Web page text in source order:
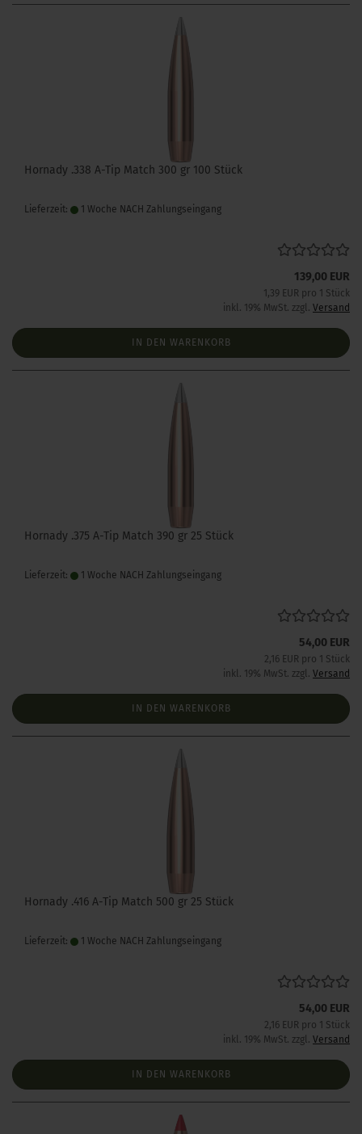
Hornady .338 A-Tip Match 300 gr 100 Stück
Lieferzeit: 1 Woche NACH Zahlungseingang
139,00 EUR
1,39 EUR pro 1 Stück
inkl. 19% MwSt. zzgl. Versand
IN DEN WARENKORB
Hornady .375 A-Tip Match 390 gr 25 Stück
Lieferzeit: 1 Woche NACH Zahlungseingang
54,00 EUR
2,16 EUR pro 1 Stück
inkl. 19% MwSt. zzgl. Versand
IN DEN WARENKORB
Hornady .416 A-Tip Match 500 gr 25 Stück
Lieferzeit: 1 Woche NACH Zahlungseingang
54,00 EUR
2,16 EUR pro 1 Stück
inkl. 19% MwSt. zzgl. Versand
IN DEN WARENKORB